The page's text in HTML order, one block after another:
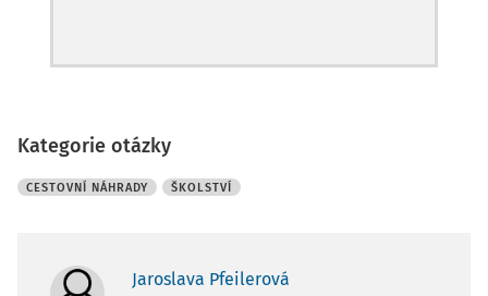
Kategorie otázky
CESTOVNÍ NÁHRADY ŠKOLSTVÍ
Jaroslava Pfeilerová